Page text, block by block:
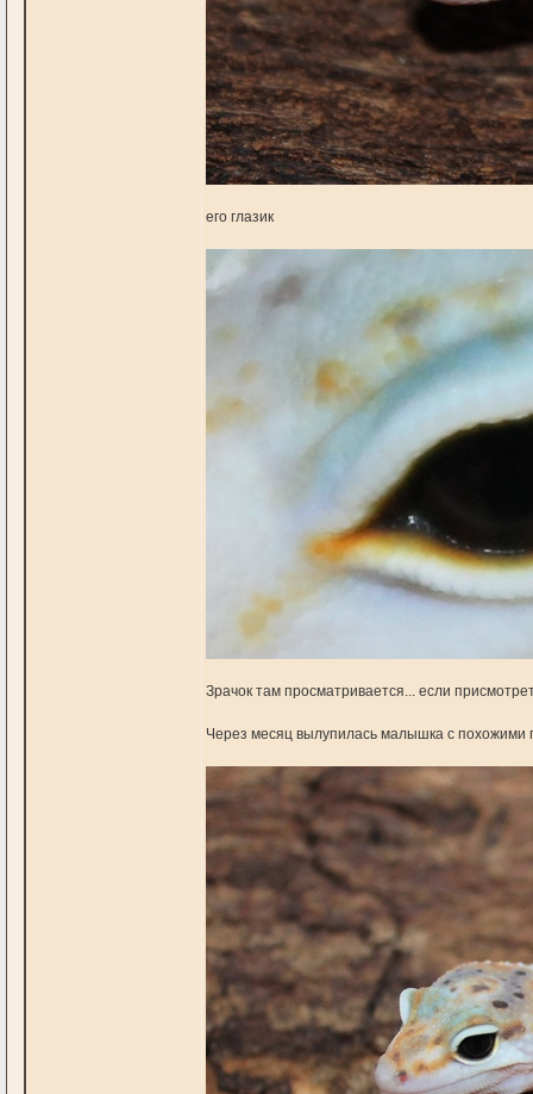
его глазик
Зрачок там просматривается... если
Через месяц вылупилась малышка с похожими